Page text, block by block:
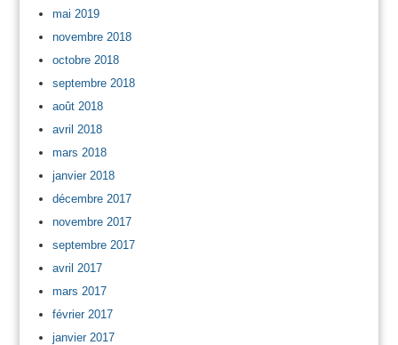
mai 2019
novembre 2018
octobre 2018
septembre 2018
août 2018
avril 2018
mars 2018
janvier 2018
décembre 2017
novembre 2017
septembre 2017
avril 2017
mars 2017
février 2017
janvier 2017